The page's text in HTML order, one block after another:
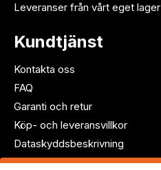
Leveranser från vårt eget lager
Kundtjänst
Kontakta oss
FAQ
Garanti och retur
Köp- och leveransvillkor
Dataskyddsbeskrivning